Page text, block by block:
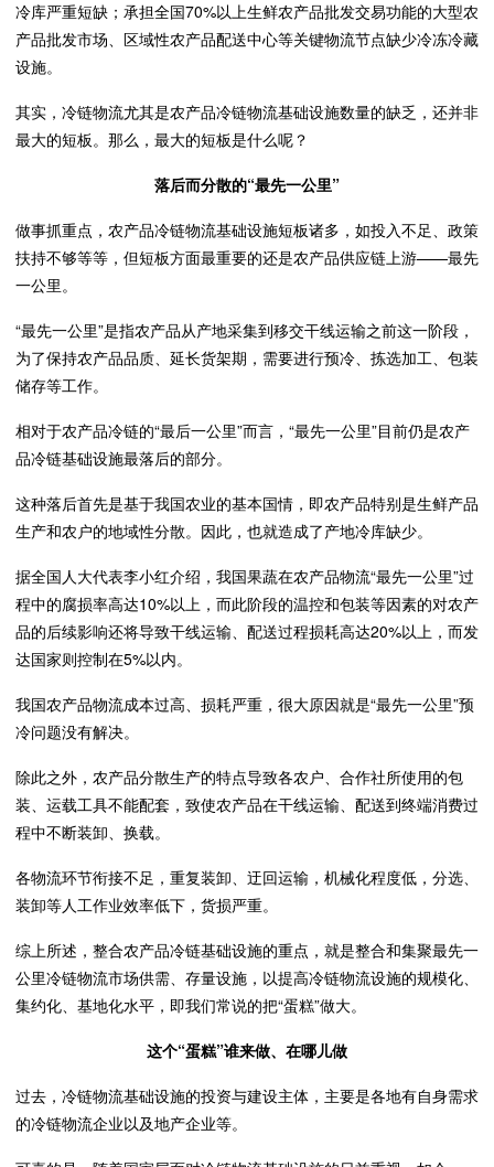
冷库严重短缺；承担全国70%以上生鲜农产品批发交易功能的大型农
产品批发市场、区域性农产品配送中心等关键物流节点缺少冷冻冷藏
设施。
其实，冷链物流尤其是农产品冷链物流基础设施数量的缺乏，还并非
最大的短板。那么，最大的短板是什么呢？
落后而分散的“最先一公里”
做事抓重点，农产品冷链物流基础设施短板诸多，如投入不足、政策
扶持不够等等，但短板方面最重要的还是农产品供应链上游——最先
一公里。
“最先一公里”是指农产品从产地采集到移交干线运输之前这一阶段，
为了保持农产品品质、延长货架期，需要进行预冷、拣选加工、包装
储存等工作。
相对于农产品冷链的“最后一公里”而言，“最先一公里”目前仍是农产
品冷链基础设施最落后的部分。
这种落后首先是基于我国农业的基本国情，即农产品特别是生鲜产品
生产和农户的地域性分散。因此，也就造成了产地冷库缺少。
据全国人大代表李小红介绍，我国果蔬在农产品物流“最先一公里”过
程中的腐损率高达10%以上，而此阶段的温控和包装等因素的对农产
品的后续影响还将导致干线运输、配送过程损耗高达20%以上，而发
达国家则控制在5%以内。
我国农产品物流成本过高、损耗严重，很大原因就是“最先一公里”预
冷问题没有解决。
除此之外，农产品分散生产的特点导致各农户、合作社所使用的包
装、运载工具不能配套，致使农产品在干线运输、配送到终端消费过
程中不断装卸、换载。
各物流环节衔接不足，重复装卸、迂回运输，机械化程度低，分选、
装卸等人工作业效率低下，货损严重。
综上所述，整合农产品冷链基础设施的重点，就是整合和集聚最先一
公里冷链物流市场供需、存量设施，以提高冷链物流设施的规模化、
集约化、基地化水平，即我们常说的把“蛋糕”做大。
这个“蛋糕”谁来做、在哪儿做
过去，冷链物流基础设施的投资与建设主体，主要是各地有自身需求
的冷链物流企业以及地产企业等。